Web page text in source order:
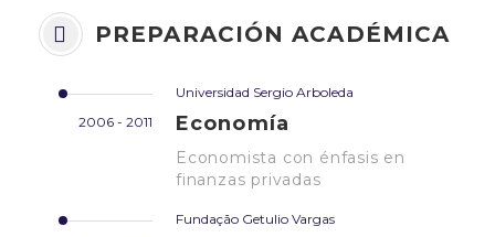
PREPARACIÓN ACADÉMICA
2006 - 2011
Universidad Sergio Arboleda
Economía
Economista con énfasis en
finanzas privadas
Fundação Getulio Vargas